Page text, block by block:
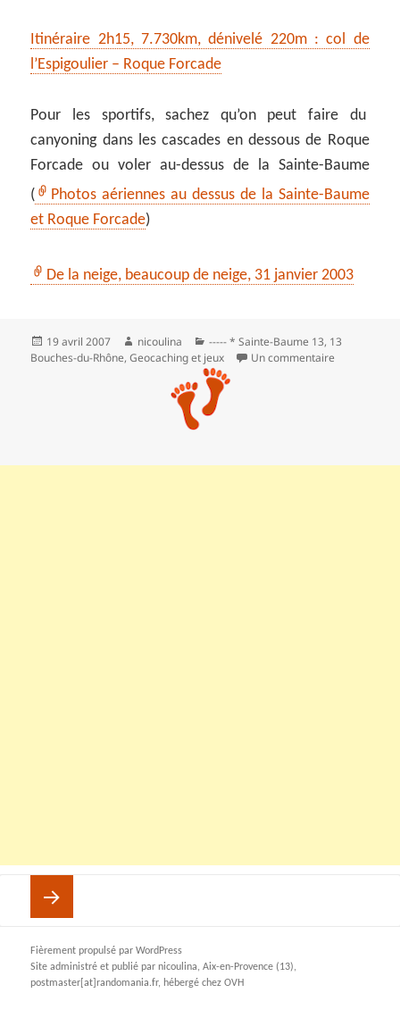
Itinéraire 2h15, 7.730km, dénivelé 220m : col de
l’Espigoulier – Roque Forcade
Pour les sportifs, sachez qu’on peut faire du
canyoning dans les cascades en dessous de Roque
Forcade ou voler au-dessus de la Sainte-Baume
(
Photos aériennes au dessus de la Sainte-Baume
et Roque Forcade)
De la neige, beaucoup de neige, 31 janvier 2003
Publié
le
19 avril 2007 Auteur
nicoulina Catégories
----- * Sainte-Baume 13, 13
Bouches-du-Rhône,Geocaching et jeux Un commentaire
publications
PAGE1
Page
Fièrement propulsé par WordPress
Site administré et publié par nicoulina, Aix-en-Provence (13),
postmaster[at]randomania.fr, hébergé chez OVH